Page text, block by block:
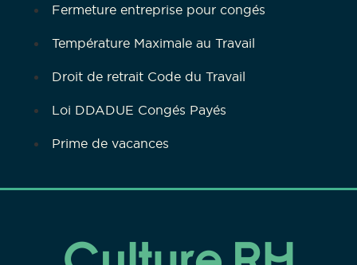
Fermeture entreprise pour congés
Température Maximale au Travail
Droit de retrait Code du Travail
Loi DDADUE Congés Payés
Prime de vacances